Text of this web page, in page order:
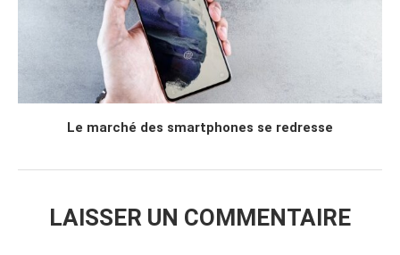
Le marché des smartphones se redresse
LAISSER UN COMMENTAIRE